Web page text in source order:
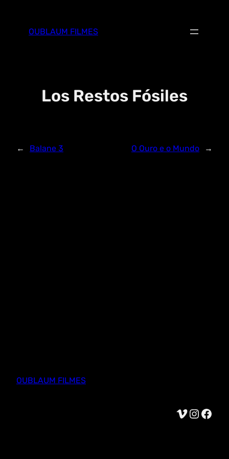
content
OUBLAUM FILMES
Los Restos Fósiles
← Balane 3 O Ouro e o Mundo →
OUBLAUM FILMES
Vimeo Instagram Facebook